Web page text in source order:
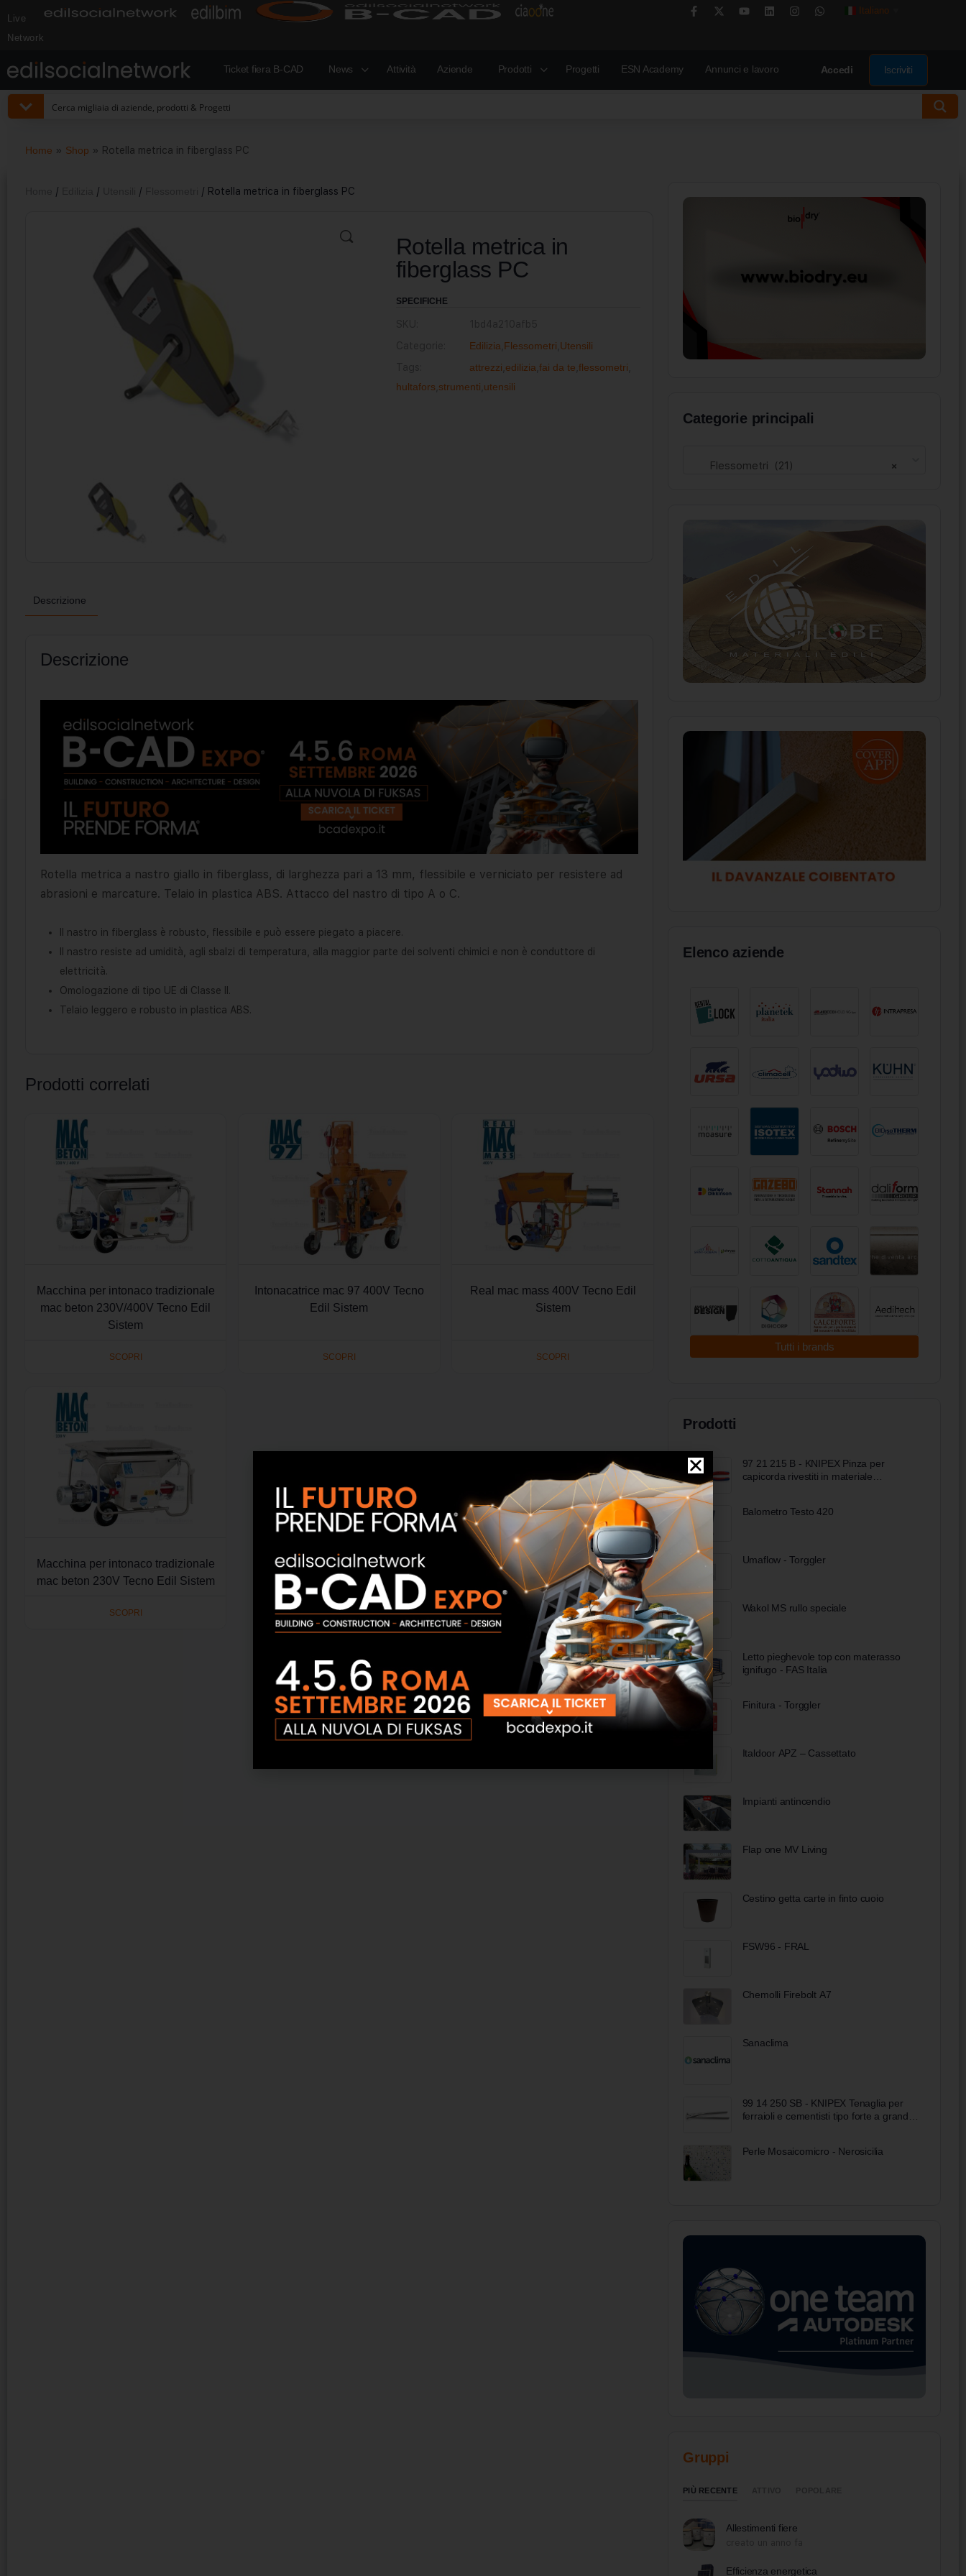
Live
Network
Italiano
Ticket fiera B-CAD News Attività Aziende Prodotti Progetti ESN Academy Annunci e lavoro Accedi Iscriviti
Home » Shop » Rotella metrica in fiberglass PC
/ / / / Rotella metrica in fiberglass PC
Rotella metrica in
fiberglass PC
SPECIFICHE
Edilizia Flessometri Utensili
attrezzi edilizia fai da te flessometri
hultafors strumenti utensili
Descrizione
Descrizione
Rotella metrica a nastro giallo in fiberglass, di larghezza pari a 13 mm, flessibile e verniciato per resistere ad
abrasioni e marcature. Telaio in plastica ABS. Attacco del nastro di tipo A o C.
Il nastro in fiberglass è robusto, flessibile e può essere piegato a piacere.
Il nastro resiste ad umidità, agli sbalzi di temperatura, alla maggior parte dei solventi chimici e non è conduttore di
elettricità.
Omologazione di tipo UE di Classe II.
Telaio leggero e robusto in plastica ABS.
Prodotti correlati
Macchina per intonaco tradizionale
mac beton 230V/400V Tecno Edil
Sistem
SCOPRI
Intonacatrice mac 97 400V Tecno
Edil Sistem
SCOPRI
Real mac mass 400V Tecno Edil
Sistem
SCOPRI
Macchina per intonaco tradizionale
mac beton 230V Tecno Edil Sistem
SCOPRI
Categorie principali
×
Flessometri (21)
Elenco aziende
Tutti i brands
Prodotti
97 21 215 B - KNIPEX Pinza per
capicorda rivestiti in materiale
Balometro Testo 420
Umaflow - Torggler
Wakol MS rullo speciale
Letto pieghevole top con materasso
ignifugo - FAS Italia
Finitura - Torggler
Italdoor APZ – Cassettato
Impianti antincendio
Flap one MV Living
Cestino getta carte in finto cuoio
FSW96 - FRAL
Chemolli Firebolt A7
Sanaclima
99 14 250 SB - KNIPEX Tenaglia per
ferraioli e cementisti tipo forte a grande
Perle Mosaicomicro - Nerosicilia
Gruppi
PIÙ RECENTE
Allestimenti fiere
Efficienza energetica